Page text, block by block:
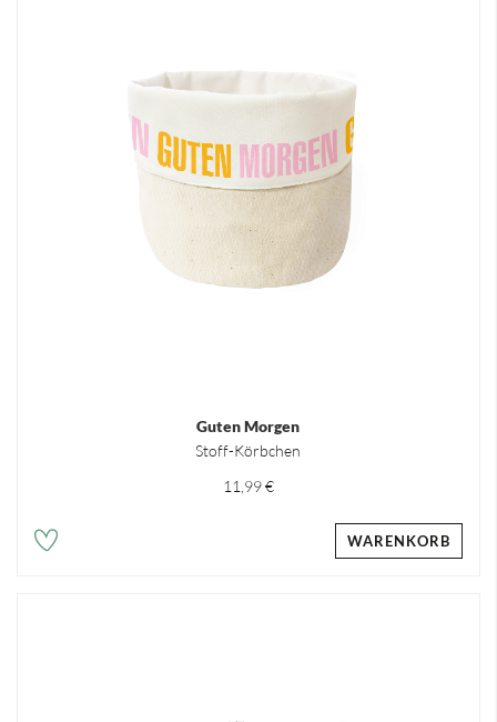
Guten Morgen
Stoff-Körbchen
11,99 €
WARENKORB